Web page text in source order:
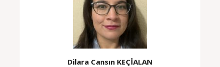
Dilara Cansın KEÇİALAN